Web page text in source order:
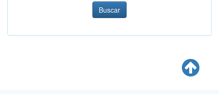
Buscar